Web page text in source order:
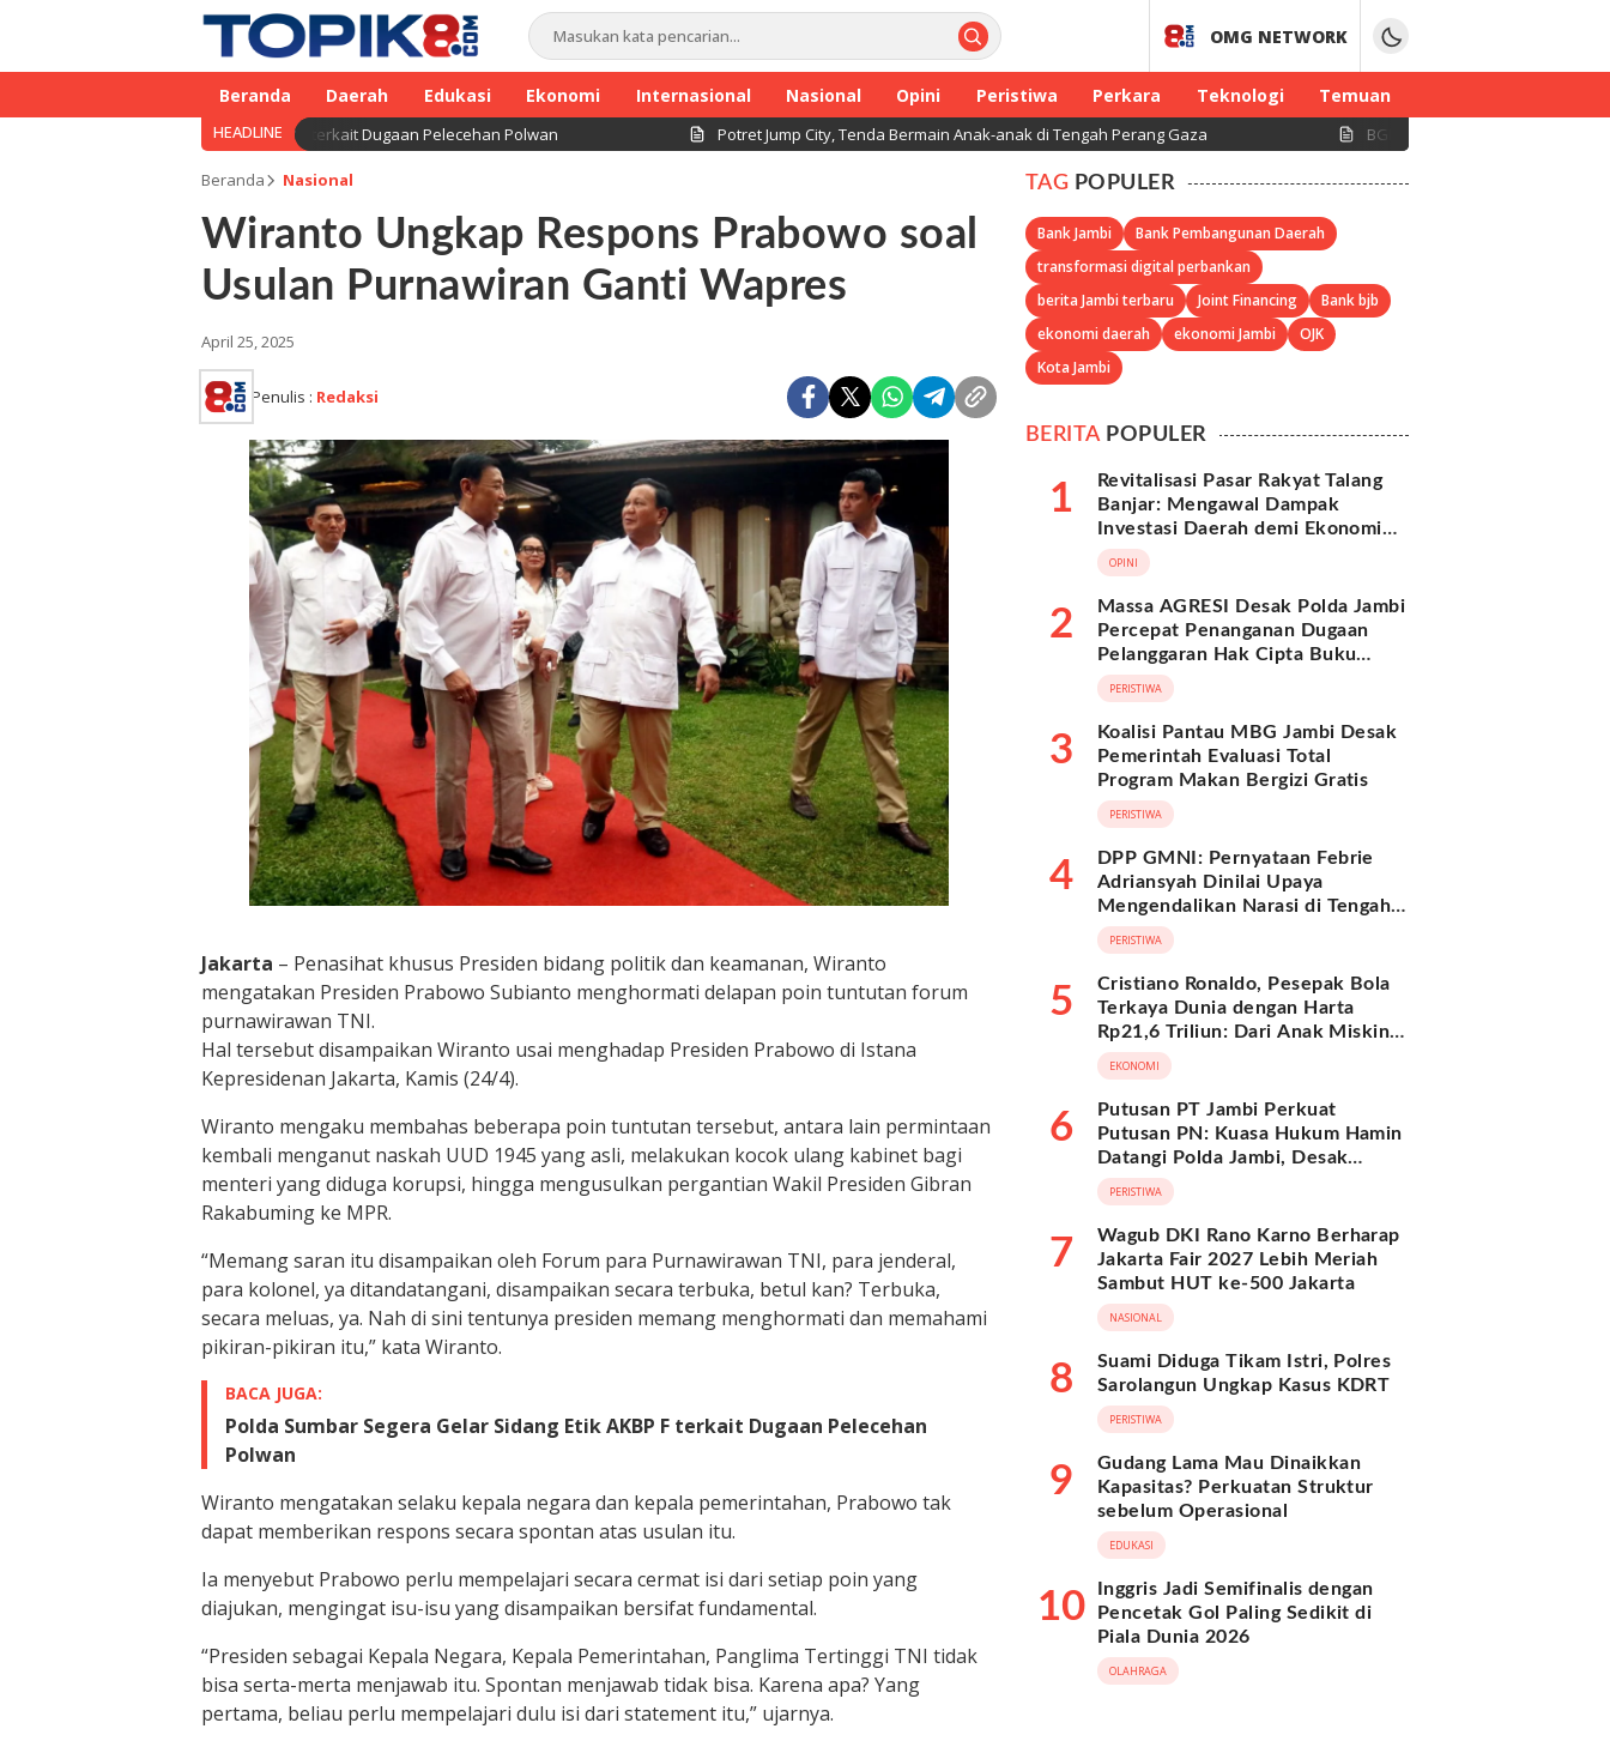
OMG NETWORK
Beranda Daerah Edukasi Ekonomi Internasional Nasional Opini Peristiwa Perkara Teknologi Temuan
HEADLINE
Gelar Sidang Etik AKBP F terkait Dugaan Pelecehan Polwan Potret Jump City, Tenda Bermain Anak-anak di Tengah Perang Gaza BGN Beri Tenggat 10 Agustus, Dapur MBG
Beranda Nasional
Wiranto Ungkap Respons Prabowo soal
Usulan Purnawiran Ganti Wapres
April 25, 2025
Penulis : Redaksi
Jakarta – Penasihat khusus Presiden bidang politik dan keamanan, Wiranto
mengatakan Presiden Prabowo Subianto menghormati delapan poin tuntutan forum
purnawirawan TNI.
Hal tersebut disampaikan Wiranto usai menghadap Presiden Prabowo di Istana
Kepresidenan Jakarta, Kamis (24/4).
Wiranto mengaku membahas beberapa poin tuntutan tersebut, antara lain permintaan
kembali menganut naskah UUD 1945 yang asli, melakukan kocok ulang kabinet bagi
menteri yang diduga korupsi, hingga mengusulkan pergantian Wakil Presiden Gibran
Rakabuming ke MPR.
“Memang saran itu disampaikan oleh Forum para Purnawirawan TNI, para jenderal,
para kolonel, ya ditandatangani, disampaikan secara terbuka, betul kan? Terbuka,
secara meluas, ya. Nah di sini tentunya presiden memang menghormati dan memahami
pikiran-pikiran itu,” kata Wiranto.
BACA JUGA:
Polda Sumbar Segera Gelar Sidang Etik AKBP F terkait Dugaan Pelecehan
Polwan
Wiranto mengatakan selaku kepala negara dan kepala pemerintahan, Prabowo tak
dapat memberikan respons secara spontan atas usulan itu.
Ia menyebut Prabowo perlu mempelajari secara cermat isi dari setiap poin yang
diajukan, mengingat isu-isu yang disampaikan bersifat fundamental.
“Presiden sebagai Kepala Negara, Kepala Pemerintahan, Panglima Tertinggi TNI tidak
bisa serta-merta menjawab itu. Spontan menjawab tidak bisa. Karena apa? Yang
pertama, beliau perlu mempelajari dulu isi dari statement itu,” ujarnya.
TAG POPULER
Bank Jambi
Bank Pembangunan Daerah
transformasi digital perbankan
berita Jambi terbaru
Joint Financing
Bank bjb
ekonomi daerah
ekonomi Jambi
OJK
Kota Jambi
BERITAPOPULER
1
Revitalisasi Pasar Rakyat Talang
Banjar: Mengawal Dampak
Investasi Daerah demi Ekonomi
Berkelanjutan
OPINI
2
Massa AGRESI Desak Polda Jambi
Percepat Penanganan Dugaan
Pelanggaran Hak Cipta Buku
Hukum Adat Melayu Jambi
PERISTIWA
3
Koalisi Pantau MBG Jambi Desak
Pemerintah Evaluasi Total
Program Makan Bergizi Gratis
PERISTIWA
4
DPP GMNI: Pernyataan Febrie
Adriansyah Dinilai Upaya
Mengendalikan Narasi di Tengah
Deretan Fakta yang Belum
Terjawab
PERISTIWA
5
Cristiano Ronaldo, Pesepak Bola
Terkaya Dunia dengan Harta
Rp21,6 Triliun: Dari Anak Miskin
hingga Miliarder
EKONOMI
6
Putusan PT Jambi Perkuat
Putusan PN: Kuasa Hukum Hamin
Datangi Polda Jambi, Desak
Pengusutan Dugaan Penipuan dan
Penggelapan BPKB
PERISTIWA
7
Wagub DKI Rano Karno Berharap
Jakarta Fair 2027 Lebih Meriah
Sambut HUT ke-500 Jakarta
NASIONAL
8
Suami Diduga Tikam Istri, Polres
Sarolangun Ungkap Kasus KDRT
PERISTIWA
9
Gudang Lama Mau Dinaikkan
Kapasitas? Perkuatan Struktur
sebelum Operasional
EDUKASI
10
Inggris Jadi Semifinalis dengan
Pencetak Gol Paling Sedikit di
Piala Dunia 2026
OLAHRAGA